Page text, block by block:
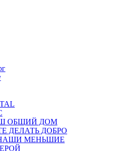
ОБЩИЙ ДОМ
ДЕЛАТЬ ДОБРО
НАШИ МЕНЬШИЕ